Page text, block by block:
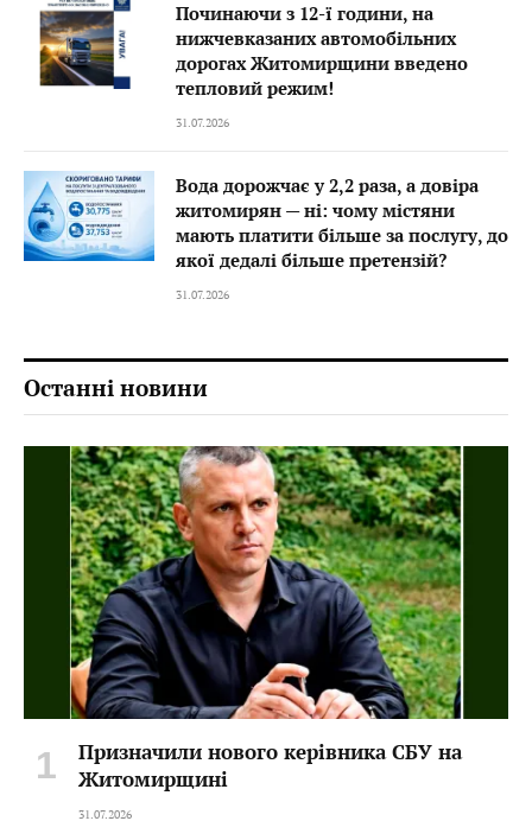
Починаючи з 12-ї години, на
нижчевказаних автомобільних
дорогах Житомирщини введено
тепловий режим!
31.07.2026
Вода дорожчає у 2,2 раза, а довіра
житомирян — ні: чому містяни
мають платити більше за послугу, до
якої дедалі більше претензій?
31.07.2026
Останні новини
Призначили нового керівника СБУ на
Житомирщині
31.07.2026